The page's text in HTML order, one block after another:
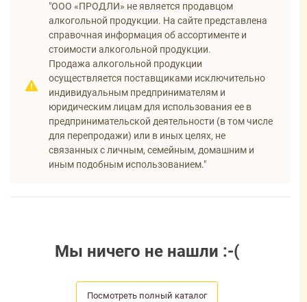
"ООО «ПРОДЛИ» не является продавцом
алкогольной продукции. На сайте представлена
справочная информация об ассортименте и
стоимости алкогольной продукции.
Продажа алкогольной продукции
осуществляется поставщиками исключительно
индивидуальным предпринимателям и
юридическим лицам для использования ее в
предпринимательской деятельности (в том числе
для перепродажи) или в иных целях, не
связанных с личным, семейным, домашним и
иным подобным использованием."
Мы ничего не нашли :-(
Посмотреть полный каталог